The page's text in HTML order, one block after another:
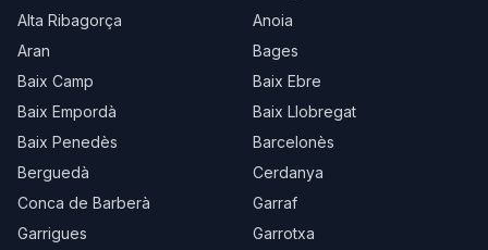
Alta Ribagorça
Anoia
Aran
Bages
Baix Camp
Baix Ebre
Baix Empordà
Baix Llobregat
Baix Penedès
Barcelonès
Berguedà
Cerdanya
Conca de Barberà
Garraf
Garrigues
Garrotxa